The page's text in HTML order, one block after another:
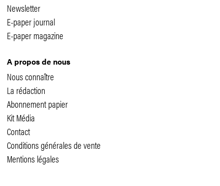
Newsletter
E-paper journal
E-paper magazine
A propos de nous
Nous connaître
La rédaction
Abonnement papier
Kit Média
Contact
Conditions générales de vente
Mentions légales